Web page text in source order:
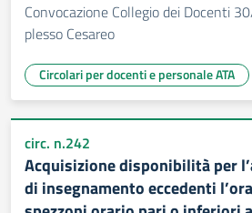
Convocazione Collegio dei Docenti
plesso Cesareo
Circolari per docenti e personale ATA
circ. n.242
Acquisizione disponibilità per
di insegnamento eccedenti